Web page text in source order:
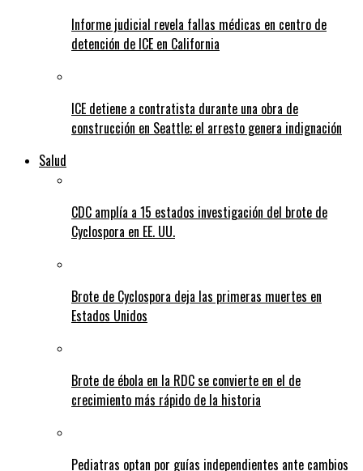
Informe judicial revela fallas médicas en centro de
detención de ICE en California
ICE detiene a contratista durante una obra de
construcción en Seattle; el arresto genera indignación
Salud
CDC amplía a 15 estados investigación del brote de
Cyclospora en EE. UU.
Brote de Cyclospora deja las primeras muertes en
Estados Unidos
Brote de ébola en la RDC se convierte en el de
crecimiento más rápido de la historia
Pediatras optan por guías independientes ante cambios